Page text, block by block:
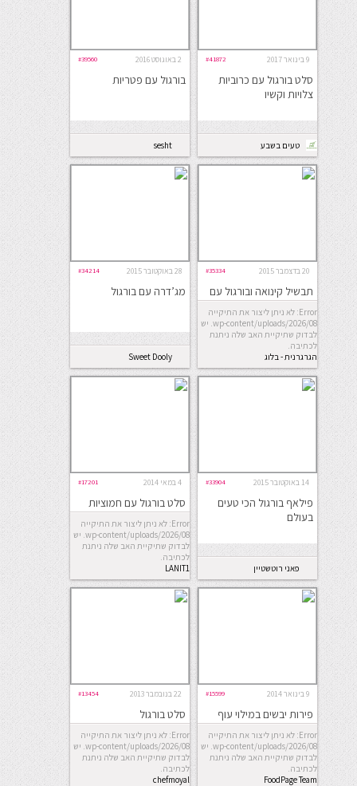
9 בינואר 2017 #41872
סלט בורגול עם כרוביות
צלויות וקשיו
טעים בשבע
2 באוגוסט 2016 #39560
בורגול עם פטריות
sesht
20 בדצמבר 2015 #35334
תבשיל קינואה ובורגול עם
ירקות ועוף ברוטב אסיאתי
Error: לא ניתן ליצור את התיקייה
wp-content/uploads/2026/08. יש
לבדוק שתיקיית האב שלה ניתנת
לכתיבה.
הגרגרנית - בלוג
אוכל
28 באוקטובר 2015 #34214
מג’דרה עם בורגול
Sweet Dooly
14 באוקטובר 2015 #33904
פילאף בורגול הכי טעים
בעולם
פאני רוטשטיין
fanny rothstein
4 במאי 2014 #17201
סלט בורגול עם חמוציות
Error: לא ניתן ליצור את התיקייה
wp-content/uploads/2026/08. יש
לבדוק שתיקיית האב שלה ניתנת
לכתיבה.
LANIT1
9 בינואר 2014 #15599
פירות יבשים במילוי עוף
ובורגולError: לא ניתן ליצור את התיקייה
wp-content/uploads/2026/08. יש
לבדוק שתיקיית האב שלה ניתנת
לכתיבה.
FoodPage Team
22 בנובמבר 2013 #13454
סלט בורגול
Error: לא ניתן ליצור את התיקייה
wp-content/uploads/2026/08. יש
לבדוק שתיקיית האב שלה ניתנת
לכתיבה.
chefmoyal